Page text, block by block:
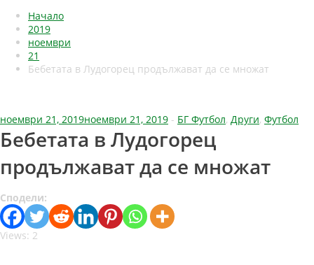
Начало
2019
ноември
21
Бебетата в Лудогорец продължават да се множат
ноември 21, 2019ноември 21, 2019 - БГ Футбол, Други, Футбол
Бебетата в Лудогорец
продължават да се множат
Сподели:
Views: 2